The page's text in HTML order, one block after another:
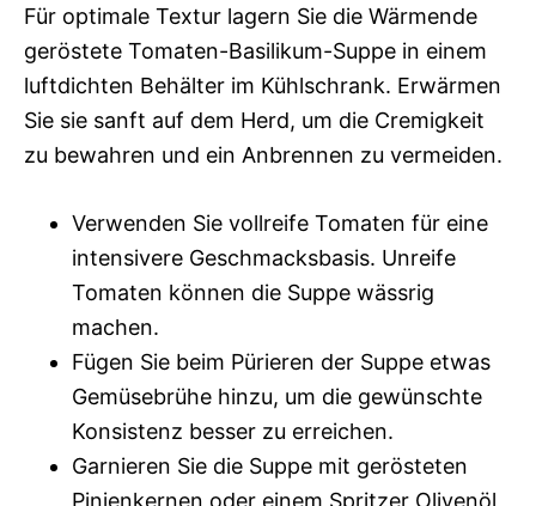
Für optimale Textur lagern Sie die Wärmende
geröstete Tomaten-Basilikum-Suppe in einem
luftdichten Behälter im Kühlschrank. Erwärmen
Sie sie sanft auf dem Herd, um die Cremigkeit
zu bewahren und ein Anbrennen zu vermeiden.
Verwenden Sie vollreife Tomaten für eine
intensivere Geschmacksbasis. Unreife
Tomaten können die Suppe wässrig
machen.
Fügen Sie beim Pürieren der Suppe etwas
Gemüsebrühe hinzu, um die gewünschte
Konsistenz besser zu erreichen.
Garnieren Sie die Suppe mit gerösteten
Pinienkernen oder einem Spritzer Olivenöl